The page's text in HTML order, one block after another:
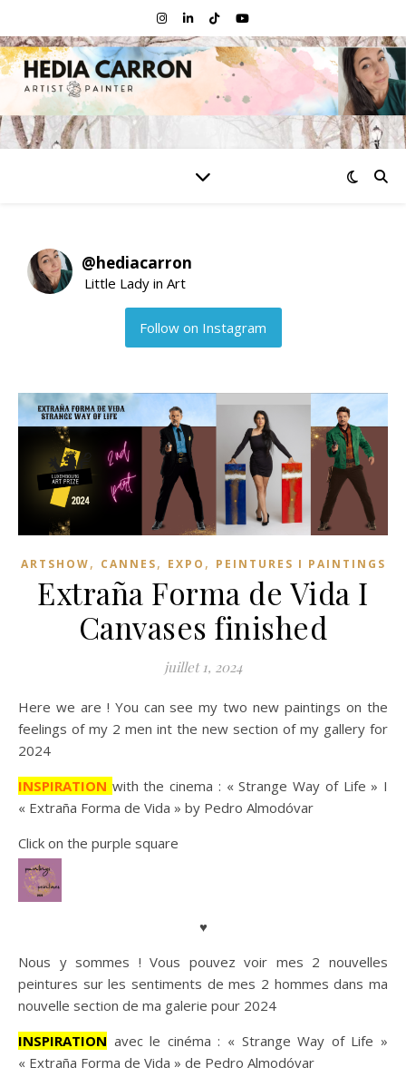
@hediacarron
Little Lady in Art
Follow on Instagram
ARTSHOW, CANNES, EXPO , PEINTURES I PAINTINGS
Extraña Forma de Vida I
Canvases finished
juillet 1, 2024
Here we are ! You can see my two new paintings on the
feelings of my 2 men int the new section of my gallery for
2024
INSPIRATION with the cinema : « Strange Way of Life » I
« Extraña Forma de Vida » by Pedro Almodóvar
Click on the purple square
♥
Nous y sommes ! Vous pouvez voir mes 2 nouvelles
peintures sur les sentiments de mes 2 hommes dans ma
nouvelle section de ma galerie pour 2024
INSPIRATION avec le cinéma : « Strange Way of Life »
« Extraña Forma de Vida » de Pedro Almodóvar